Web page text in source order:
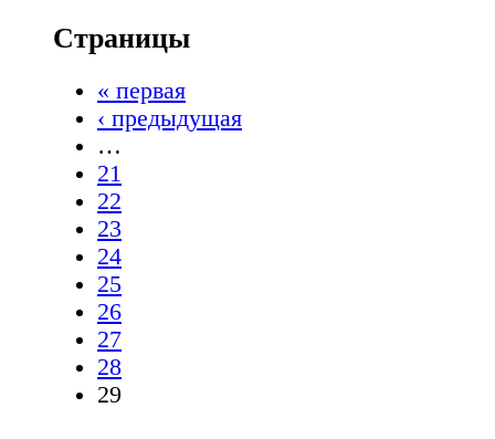
Страницы
« первая
‹ предыдущая
…
21
22
23
24
25
26
27
28
29